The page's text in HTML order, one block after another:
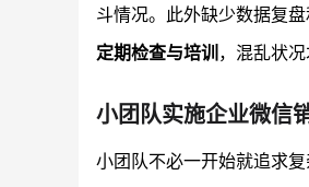
斗情况。此外缺少数据复
定期检查与培训 ，混乱状况
小团队实施企业微信
小团队不必一开始就追求复